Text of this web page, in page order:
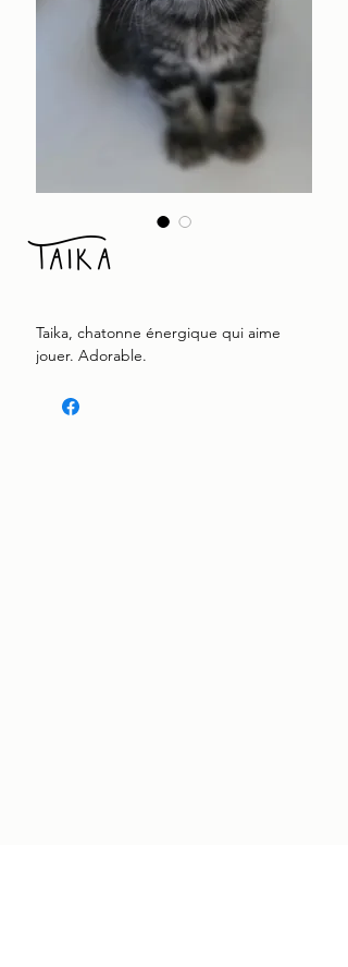
Taika
Taika, chatonne énergique qui aime
jouer. Adorable.